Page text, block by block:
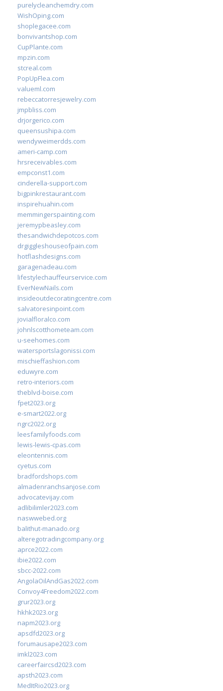
purelycleanchemdry.com
WishOping.com
shoplegacee.com
bonvivantshop.com
CupPlante.com
mpzin.com
stcreal.com
PopUpFlea.com
valueml.com
rebeccatorresjewelry.com
jmpbliss.com
drjorgerico.com
queensushipa.com
wendyweimerdds.com
ameri-camp.com
hrsreceivables.com
empconst1.com
cinderella-support.com
bigpinkrestaurant.com
inspirehuahin.com
memmingerspainting.com
jeremypbeasley.com
thesandwichdepotcos.com
drgiggleshouseofpain.com
hotflashdesigns.com
garagenadeau.com
lifestylechauffeurservice.com
EverNewNails.com
insideoutdecoratingcentre.com
salvatoresinpoint.com
jovialfloralco.com
johnlscotthometeam.com
u-seehomes.com
watersportslagonissi.com
mischieffashion.com
eduwyre.com
retro-interiors.com
theblvd-boise.com
fpet2023.org
e-smart2022.org
ngrc2022.org
leesfamilyfoods.com
lewis-lewis-cpas.com
eleontennis.com
cyetus.com
bradfordshops.com
almadenranchsanjose.com
advocatevijay.com
adlibilimler2023.com
naswwebed.org
balithut-manado.org
alteregotradingcompany.org
aprce2022.com
ibie2022.com
sbcc-2022.com
AngolaOilAndGas2022.com
Convoy4Freedom2022.com
grur2023.org
hkhk2023.org
napm2023.org
apsdfd2023.org
forumausape2023.com
imkl2023.com
careerfaircsd2023.com
apsth2023.com
MedItRio2023.org